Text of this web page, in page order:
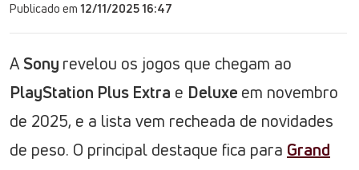
Publicado em 12/11/2025 16:47
A Sony revelou os jogos que chegam ao
PlayStation Plus Extra e Deluxe em novembro
de 2025, e a lista vem recheada de novidades
de peso. O principal destaque fica para Grand